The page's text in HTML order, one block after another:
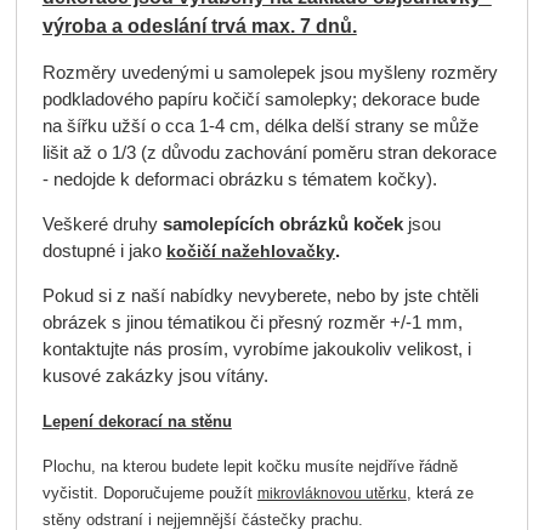
výroba a odeslání trvá max. 7 dnů.
Rozměry uvedenými u samolepek jsou myšleny rozměry
podkladového papíru kočičí samolepky; dekorace bude
na šířku užší o cca 1-4 cm, délka delší strany se může
lišit až o 1/3 (z důvodu zachování poměru stran dekorace
- nedojde k deformaci obrázku s tématem kočky).
Veškeré druhy samolepících obrázků kočekjsou
dostupné i jako kočičí nažehlovačky.
Pokud si z naší nabídky nevyberete, nebo by jste chtěli
obrázek s jinou tématikou či přesný rozměr +/-1 mm,
kontaktujte nás prosím, vyrobíme jakoukoliv velikost, i
kusové zakázky jsou vítány.
Lepení dekorací na stěnu
Plochu, na kterou budete lepit kočku musíte nejdříve řádně
vyčistit. Doporučujeme použít mikrovláknovou utěrku , která ze
stěny odstraní i nejjemnější částečky prachu.